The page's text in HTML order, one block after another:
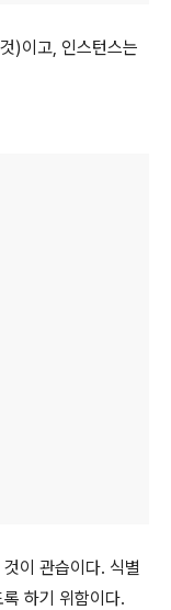
)이고, 인스턴스는
이 관습이다. 식별
하기 위함이다.